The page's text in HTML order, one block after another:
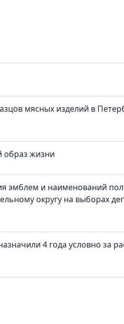
мясных изделий в
образ жизни
эмблем и наименований
округу на выборах
4 года условно за